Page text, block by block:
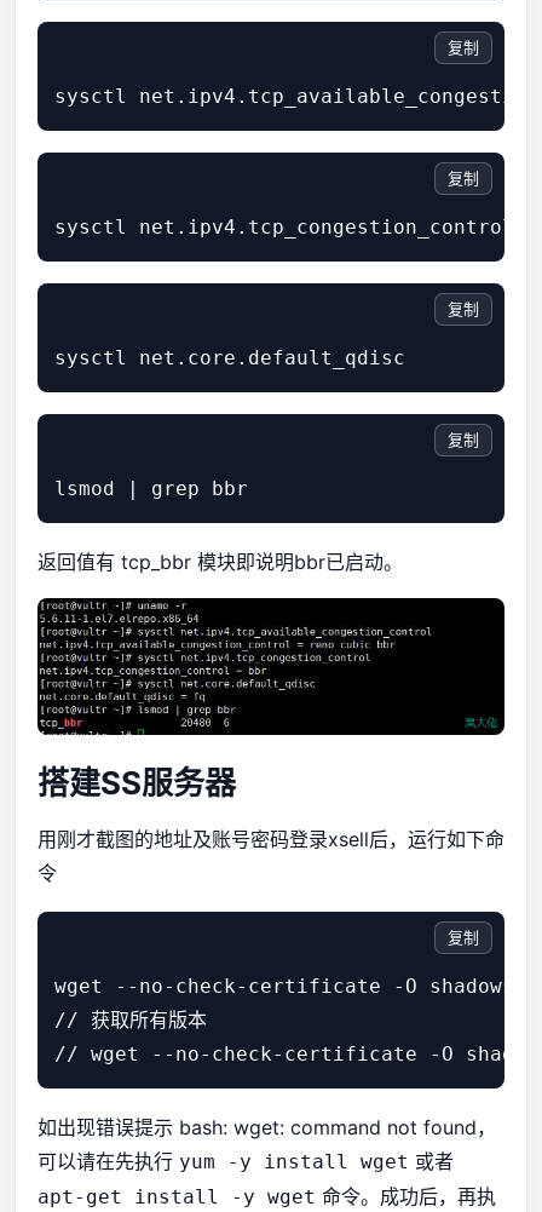
复制
复制
复制
复制
返回值有 tcp_bbr 模块即说明bbr已启动。
搭建SS服务器
用刚才截图的地址及账号密码登录xsell后，运行如下命
令
wget --no-check-certificate -O
// 获取所有版本
复制
如出现错误提示 bash: wget: command not found，
可以请在先执行 yum -y install wget 或者
apt-get install -y wget 命令。成功后，再执